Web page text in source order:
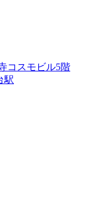
コスモビル5階
駅